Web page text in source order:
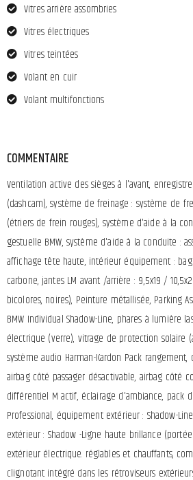
Vitres arrière assombries
Vitres électriques
Vitres teintées
Volant en cuir
Volant multifonctions
COMMENTAIRE
Ventilation active des sièges à l'avant,
(dashcam), système de freinage : système de
(étriers de frein rouges), système d'aide à la
gestuelle BMW, système d'aide à la conduite :
affichage tête haute, intérieur équipement :
carbone, jantes LM avant /arrière : 9,5x19 /
bicolores, noires), Peinture métallisée, Parking
BMW Individual Shadow-Line, phares à lumière
électrique (verre), vitrage de protection solaire
système audio Harman-Kardon Pack rangement,
airbag côté passager désactivable, airbag côté
différentiel M actif, éclairage d'ambiance, pack
Professional, équipement extérieur : Shadow-
extérieur : Shadow -Ligne haute brillance
extérieur électrique. réglables et chauffants,
clignotant intégré dans les rétroviseurs